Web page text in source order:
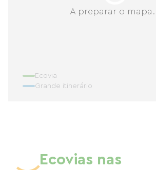
A preparar o mapa...
Ecovia
Grande itinerário
Ecovias nas